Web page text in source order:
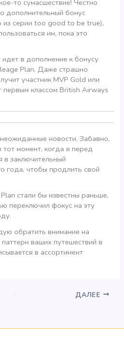
то сумасшествие! Честно
дополнительный бонус
из серии too good to be true),
им, пока это
в дополнение к бонусу
Plan. Даже страшно
участник MVP Gold или
первым классом British Airways
новости. Забавно,
момент, когда я перед
заключительный
года, чтобы продлить свой
стали бы известны раньше,
переключил фокус на эту
обратить внимание на
ваших путешествий в
в ассортимент
ДАЛЕЕ